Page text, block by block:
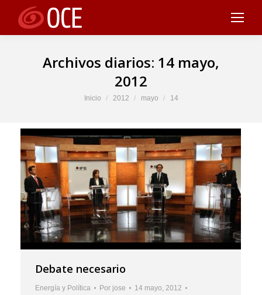
Archivos diarios: 14 mayo,
2012
Estás aquí:
Inicio 2012 mayo 14
Debate necesario
Energía y Política Por jose
14 mayo, 2012